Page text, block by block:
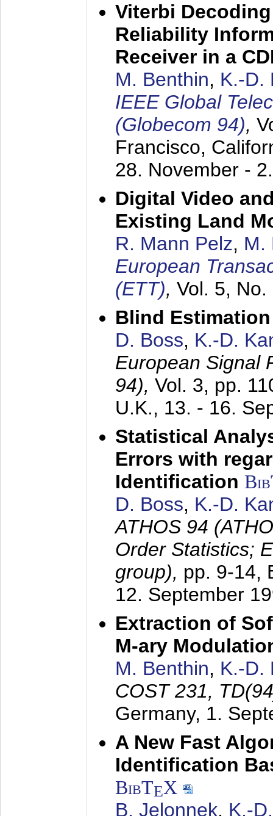
Viterbi
Reliability
Receiver in a
M. Benthin, K.-D.
IEEE Global
(Globecom 94),
Francisco,
28. November -
Digital Video
Existing Land
R. Mann Pelz, M.
European
(ETT), Vol. 5,
Blind
D. Boss, K.-D.
European Signal
94), Vol. 3, pp.
U.K., 13. - 16.
Statistical
Errors with
Identification
D. Boss, K.-D.
ATHOS 94
Order Statistics;
group), pp. 9-14,
12. September
Extraction of
M-ary
M. Benthin, K.-D.
COST 231,
Germany, 1.
A New Fast
Identification
BibTEX
B. Jelonnek, K.-